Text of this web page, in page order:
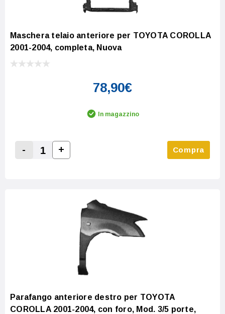
Maschera telaio anteriore per TOYOTA COROLLA
2001-2004, completa, Nuova
78,90€
In magazzino
Decrease Quantity:
-
Increase Quantity:
+ Compra
Parafango anteriore destro per TOYOTA
COROLLA 2001-2004, con foro, Mod. 3/5 porte,